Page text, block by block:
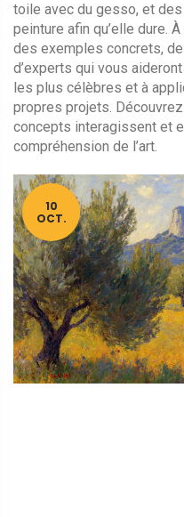
toile avec du gesso, et
peinture afin qu’elle dure.
des exemples concrets,
d’experts qui vous
les plus célèbres et à
propres projets.
concepts interagissent et
compréhension de l’art.
10
OCT.